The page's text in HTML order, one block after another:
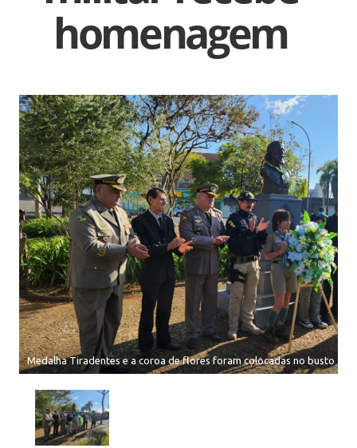
homenagem
Medalha Tiradentes e a coroa de flores foram colocadas no busto do